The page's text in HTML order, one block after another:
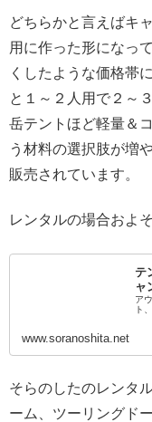
どちらかと言えばキ
用に作った形になっ
くしたような価格帯
と１～２人用で２～
岳テントほど軽量＆
う材料の選択肢が増
販売されています。
レンタルの場合およ
テ
ャ
ア
ト
www.soranoshita.net
そらのしたのレンタ
ーム、ツーリングド